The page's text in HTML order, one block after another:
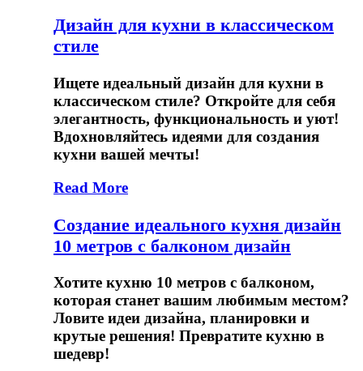
Дизайн для кухни в классическом
стиле
Ищете идеальный дизайн для кухни в
классическом стиле? Откройте для себя
элегантность, функциональность и уют!
Вдохновляйтесь идеями для создания
кухни вашей мечты!
Read More
Создание идеального кухня дизайн
10 метров с балконом дизайн
Хотите кухню 10 метров с балконом,
которая станет вашим любимым местом?
Ловите идеи дизайна, планировки и
крутые решения! Превратите кухню в
шедевр!